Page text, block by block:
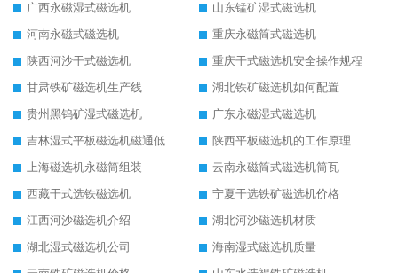
广西永磁湿式磁选机
山东锰矿湿式磁选机
河南永磁式磁选机
重庆永磁筒式磁选机
陕西河沙干式磁选机
重庆干式磁选机安全操作规程
甘肃铁矿磁选机生产线
湖北铁矿磁选机如何配置
贵州黑钨矿湿式磁选机
广东永磁湿式磁选机
吉林湿式平板磁选机磁通低
陕西平板磁选机的工作原理
上海磁选机永磁筒组装
云南永磁筒式磁选机筒瓦
西藏干式选铁磁选机
宁夏干选铁矿磁选机价格
江西河沙磁选机介绍
湖北河沙磁选机材质
湖北湿式磁选机公司
海南湿式磁选机质量